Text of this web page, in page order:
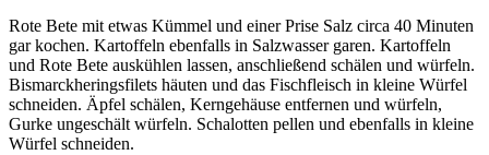
Rote Bete mit etwas Kümmel und einer Prise Salz circa 40 Minuten
gar kochen. Kartoffeln ebenfalls in Salzwasser garen. Kartoffeln
und Rote Bete auskühlen lassen, anschließend schälen und würfeln.
Bismarckheringsfilets häuten und das Fischfleisch in kleine Würfel
schneiden. Äpfel schälen, Kerngehäuse entfernen und würfeln,
Gurke ungeschält würfeln. Schalotten pellen und ebenfalls in kleine
Würfel schneiden.